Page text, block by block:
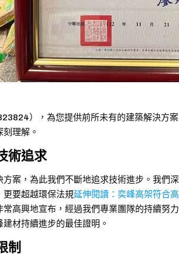
），為您提供前所未有的建築解決方
理解。
術追求
案，為此我們不斷地追求技術進步。我們
更要超越環保法規延伸閱讀：奕峰高架符合
高興地宣布，經過我們專業團隊的持續努
材持續進步的最佳證明。
制